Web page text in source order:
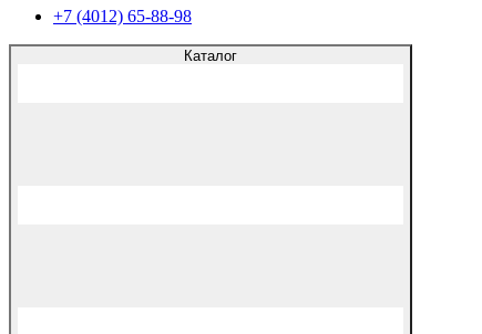
+7 (4012) 65-88-98
Каталог